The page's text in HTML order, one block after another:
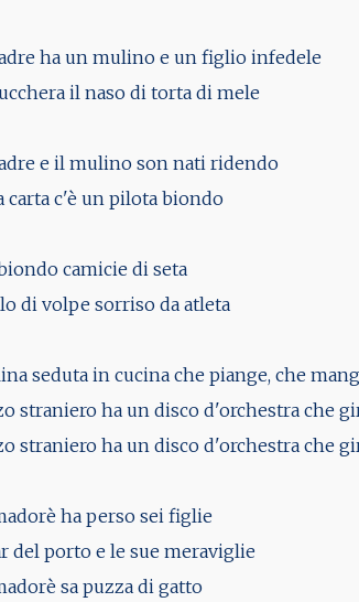
ha un mulino e un figlio infedele
il naso di torta di mele
e il mulino son nati ridendo
carta c'è un pilota biondo
camicie di seta
di volpe sorriso da atleta
seduta in cucina che piange, che
straniero ha un disco d'orchestra che
straniero ha un disco d'orchestra che
ha perso sei figlie
del porto e le sue meraviglie
sa puzza di gatto